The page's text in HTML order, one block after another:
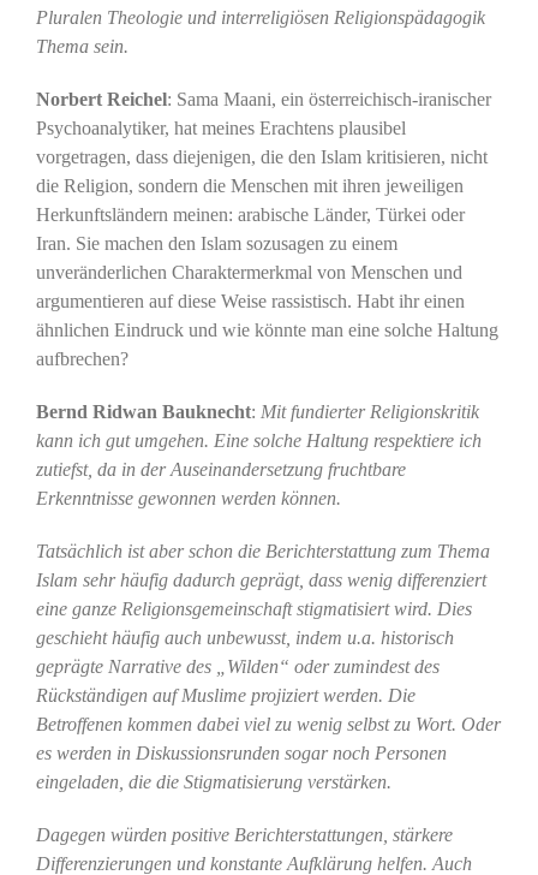
Pluralen Theologie und interreligiösen Religionspädagogik
Thema sein.
Norbert Reichel: Sama Maani, ein österreichisch-iranischer
Psychoanalytiker, hat meines Erachtens plausibel
vorgetragen, dass diejenigen, die den Islam kritisieren, nicht
die Religion, sondern die Menschen mit ihren jeweiligen
Herkunftsländern meinen: arabische Länder, Türkei oder
Iran. Sie machen den Islam sozusagen zu einem
unveränderlichen Charaktermerkmal von Menschen und
argumentieren auf diese Weise rassistisch. Habt ihr einen
ähnlichen Eindruck und wie könnte man eine solche Haltung
aufbrechen?
Bernd Ridwan Bauknecht: Mit fundierter Religionskritik
kann ich gut umgehen. Eine solche Haltung respektiere ich
zutiefst, da in der Auseinandersetzung fruchtbare
Erkenntnisse gewonnen werden können.
Tatsächlich ist aber schon die Berichterstattung zum Thema
Islam sehr häufig dadurch geprägt, dass wenig differenziert
eine ganze Religionsgemeinschaft stigmatisiert wird. Dies
geschieht häufig auch unbewusst, indem u.a. historisch
geprägte Narrative des „Wilden“ oder zumindest des
Rückständigen auf Muslime projiziert werden. Die
Betroffenen kommen dabei viel zu wenig selbst zu Wort. Oder
es werden in Diskussionsrunden sogar noch Personen
eingeladen, die die Stigmatisierung verstärken.
Dagegen würden positive Berichterstattungen, stärkere
Differenzierungen und konstante Aufklärung helfen. Auch